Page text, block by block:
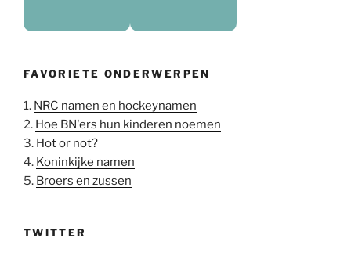
FAVORIETE ONDERWERPEN
1. NRC namen en hockeynamen
2. Hoe BN'ers hun kinderen noemen
3. Hot or not?
4. Koninkijke namen
5. Broers en zussen
TWITTER